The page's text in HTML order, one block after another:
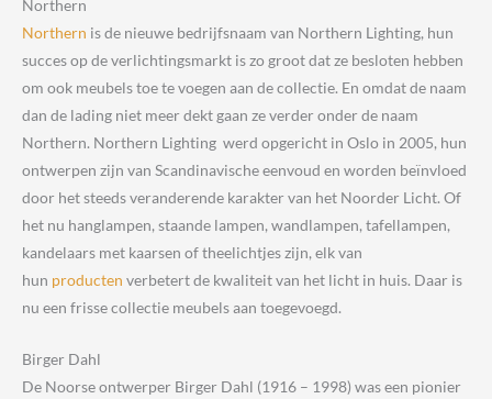
Northern
Northern is de nieuwe bedrijfsnaam van Northern Lighting, hun
succes op de verlichtingsmarkt is zo groot dat ze besloten hebben
om ook meubels toe te voegen aan de collectie. En omdat de naam
dan de lading niet meer dekt gaan ze verder onder de naam
Northern. Northern Lighting werd opgericht in Oslo in 2005, hun
ontwerpen zijn van Scandinavische eenvoud en worden beïnvloed
door het steeds veranderende karakter van het Noorder Licht. Of
het nu hanglampen, staande lampen, wandlampen, tafellampen,
kandelaars met kaarsen of theelichtjes zijn, elk van
hun producten verbetert de kwaliteit van het licht in huis. Daar is
nu een frisse collectie meubels aan toegevoegd.
Birger Dahl
De Noorse ontwerper Birger Dahl (1916 – 1998) was een pionier